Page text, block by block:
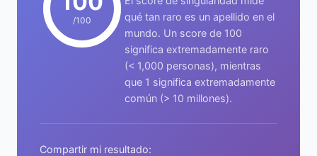
/100
qué tan raro es un apellido en el
mundo. Un score de 100
significa extremadamente raro
(< 1,000 personas), mientras
que 1 significa extremadamente
común (> 10 millones).
Compartir mi resultado: